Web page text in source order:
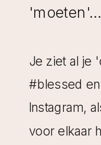
Je ziet al je
#blessed
Instagram,
voor elkaar